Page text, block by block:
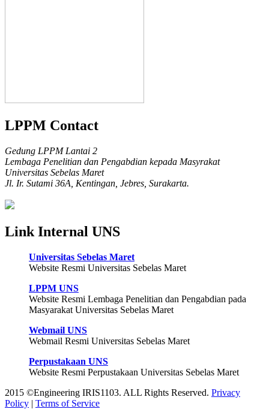
LPPM Contact
Gedung LPPM Lantai 2
Lembaga Penelitian dan Pengabdian kepada Masyrakat
Universitas Sebelas Maret
Jl. Ir. Sutami 36A, Kentingan, Jebres, Surakarta.
Link Internal UNS
Universitas Sebelas Maret
Website Resmi Universitas Sebelas Maret
LPPM UNS
Website Resmi Lembaga Penelitian dan Pengabdian pada
Masyarakat Universitas Sebelas Maret
Webmail UNS
Webmail Resmi Universitas Sebelas Maret
Perpustakaan UNS
Website Resmi Perpustakaan Universitas Sebelas Maret
2015 ©Engineering IRIS1103. ALL Rights Reserved. Privacy
Policy | Terms of Service